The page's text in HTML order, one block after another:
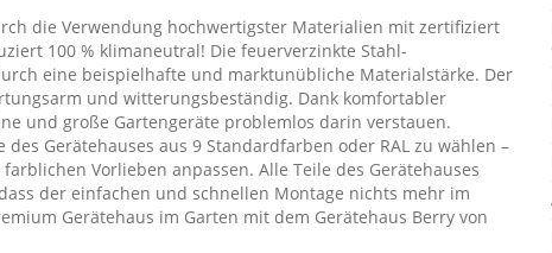
die Verwendung hochwertigster Materialien mit zertifiziert
100 % klimaneutral! Die feuerverzinkte Stahl-
eine beispielhafte und marktunübliche Materialstärke. Der
und witterungsbeständig. Dank komfortabler
und große Gartengeräte problemlos darin verstauen.
Gerätehauses aus 9 Standardfarben oder RAL zu wählen –
Vorlieben anpassen. Alle Teile des Gerätehauses
der einfachen und schnellen Montage nichts mehr im
Gerätehaus im Garten mit dem Gerätehaus Berry von